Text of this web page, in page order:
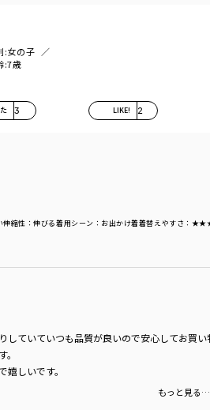
:女の子
:7歳
3 LIKE! 2
伸縮性 ：伸びる着用シーン ：お出かけ着着替えやすさ ：
していていつも品質が良いので安心してお買い
嬉しいです。
もっと見る…